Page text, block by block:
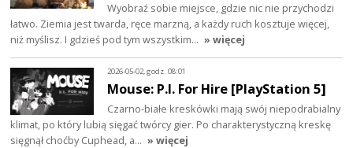
Wyobraź sobie miejsce, gdzie nic nie przychodzi
łatwo. Ziemia jest twarda, ręce marzną, a każdy ruch kosztuje więcej,
niż myślisz. I gdzieś pod tym wszystkim… » więcej
2026-05-02, godz. 08:01
Mouse: P.I. For Hire [PlayStation 5]
Czarno-białe kreskówki mają swój niepodrabialny
klimat, po który lubią sięgać twórcy gier. Po charakterystyczną kreskę
sięgnął choćby Cuphead, a… » więcej